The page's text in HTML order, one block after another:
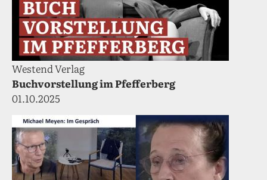
Westend Verlag
Buchvorstellung im Pfefferberg
01.10.2025